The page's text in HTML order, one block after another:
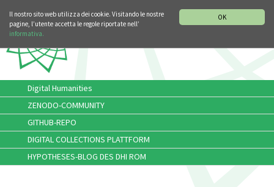
OK
Il nostro sito web utilizza dei cookie. Visitando le nostre
pagine, l’utente accetta le regole riportate nell’
informativa.
Digital Humanities
ZENODO-COMMUNITY
GITHUB-REPO
DIGITAL COLLECTIONS PLATTFORM
HYPOTHESES-BLOG DES DHI ROM